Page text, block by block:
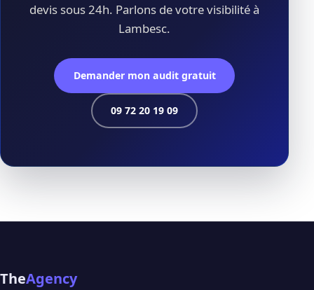
devis sous 24h. Parlons de votre visibilité à
Lambesc.
Demander mon audit gratuit
09 72 20 19 09
TheAgency